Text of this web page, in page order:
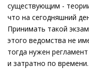
существующим -
что на сегодняшний
Принимать такой
этого ведомства не
тогда нужен
и затратно по времени.